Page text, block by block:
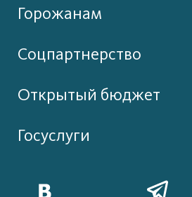
Горожанам
Соцпартнерство
Открытый бюджет
Госуслуги